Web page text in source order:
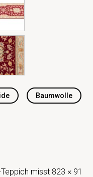
Baumwolle
misst 823 × 91